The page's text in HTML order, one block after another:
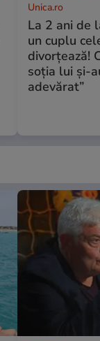
Unica.ro
La 2 ani de
un cuplu
divorțează!
soția lui și-
adevărat”